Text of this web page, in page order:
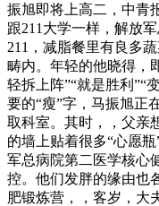
振旭即将上高二，中青
跟211大学一样，解放
211，减脂餐里有良多
畴内。年轻的他晓得，
轻拆上阵”“就是胜利
要的“瘦”字，马振旭正
取科室。其时，，父亲
的墙上贴着很多“心愿
军总病院第二医学核心
控。他们发胖的缘由也
肥锻炼营，，客岁，大